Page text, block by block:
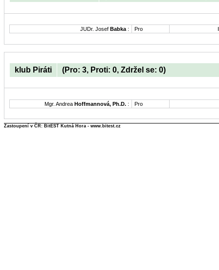
JUDr. Josef Babka: Pro
klub Piráti (Pro: 3, Proti: 0, Zdržel se: 0)
Mgr. Andrea Hoffmannová, Ph.D. : Pro
Zastoupení v ČR: BitEST Kutná Hora - www.bitest.cz